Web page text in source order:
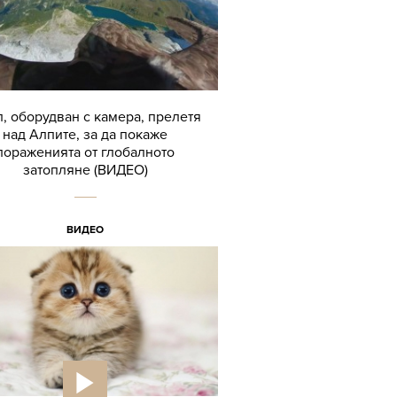
оборудван с камера, прелетя
над Алпите, за да покаже
от глобалното
затопляне (ВИДЕО)
ВИДЕО